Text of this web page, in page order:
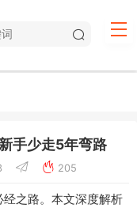
手少走5年弯路
205
之路。本文深度解析